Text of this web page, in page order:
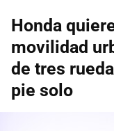
Honda
movilidad
de tres
pie solo